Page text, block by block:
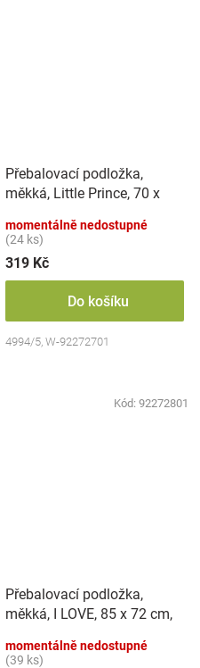
Přebalovací podložka,
měkká, Little Prince, 70 x
momentálně nedostupné
(24 ks)
319 Kč
Do košíku
4994/5, W-92272701
Kód: 92272801
Přebalovací podložka,
měkká, I LOVE, 85 x 72 cm,
momentálně nedostupné
(39 ks)